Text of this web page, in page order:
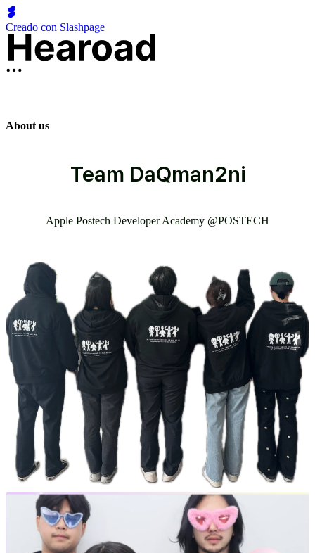
Creado con Slashpage
About us
Team DaQman2ni
Apple Postech Developer Academy @POSTECH